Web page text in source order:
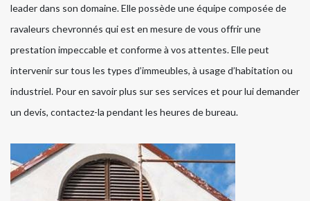
leader dans son domaine. Elle possède une équipe composée de
ravaleurs chevronnés qui est en mesure de vous offrir une
prestation impeccable et conforme à vos attentes. Elle peut
intervenir sur tous les types d’immeubles, à usage d’habitation ou
industriel. Pour en savoir plus sur ses services et pour lui demander
un devis, contactez-la pendant les heures de bureau.